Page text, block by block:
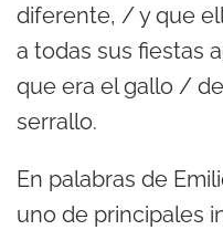
diferente, / y que
a todas sus fiestas
que era el gallo /
serrallo.
En palabras de
uno de principales